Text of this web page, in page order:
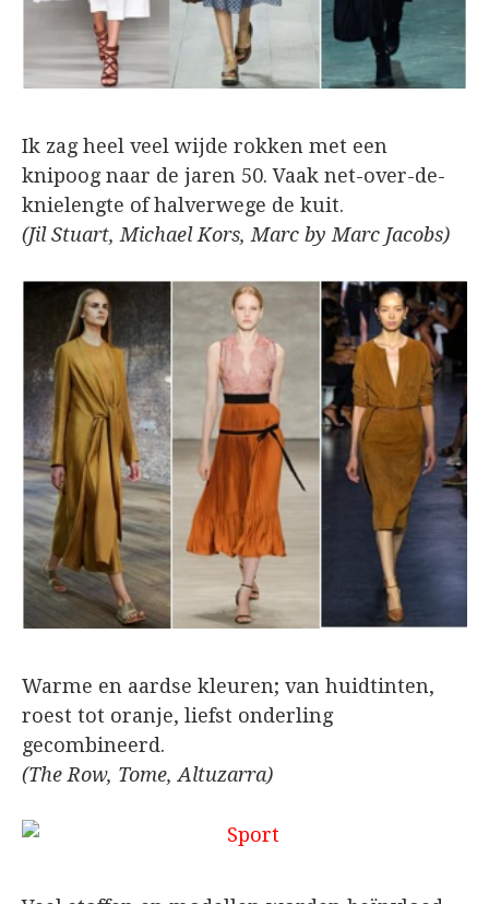
Ik zag heel veel wijde rokken met een
knipoog naar de jaren 50. Vaak net-over-de-
knielengte of halverwege de kuit.
(Jil Stuart, Michael Kors, Marc by Marc Jacobs)
Warme en aardse kleuren; van huidtinten,
roest tot oranje, liefst onderling
gecombineerd.
(The Row, Tome, Altuzarra)